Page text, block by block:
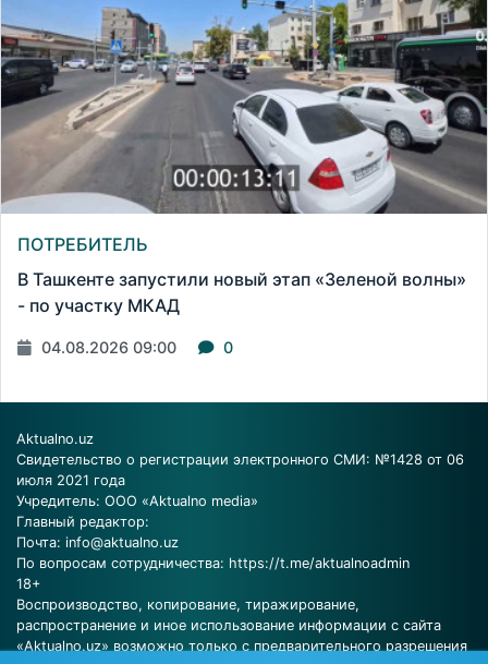
ПОТРЕБИТЕЛЬ
В Ташкенте запустили новый этап «Зеленой волны»
- по участку МКАД
04.08.2026 09:00 0
Aktualno.uz
Свидетельство о регистрации электронного СМИ: №1428 от 06
июля 2021 года
Учредитель: ООО «Aktualno media»
Главный редактор:
Почта: info@aktualno.uz
По вопросам сотрудничества: https://t.me/aktualnoadmin
18+
Воспроизводство, копирование, тиражирование,
распространение и иное использование информации с сайта
«Aktualno.uz» возможно только с предварительного разрешения